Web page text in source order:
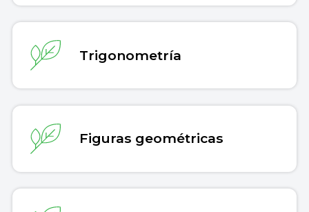
Trigonometría
Figuras geométricas